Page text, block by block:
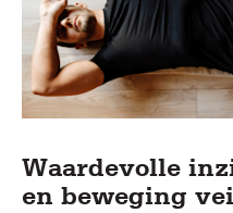
Waardevolle
en beweging